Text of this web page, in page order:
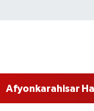
Afyonkarahisar